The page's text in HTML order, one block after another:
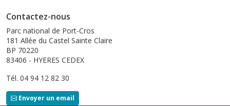
Contactez-nous
Parc national de Port-Cros
181 Allée du Castel Sainte Claire
BP 70220
83406 - HYERES CEDEX
Tél. 04 94 12 82 30
Envoyer un email